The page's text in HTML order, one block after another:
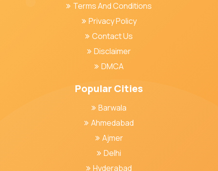
Terms And Conditions
Privacy Policy
Contact Us
Disclaimer
DMCA
Popular Cities
Barwala
Ahmedabad
Ajmer
Delhi
Hyderabad